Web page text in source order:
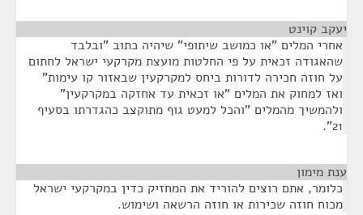
יעקב קוינט
אחרי המלים "או כמושב שיתופי" שיהיה כתוב "ובלבד
שהאגודה זכאית על פי החלטות מועצת מקרקעי ישראל לחתום
על חוזה חכירה לדורות ביחס למקרקעין שבאזור קו עימות"
ואז למחוק את המלים "או זכאית עד אחזקה במקרקעין"
ולהמשיך מהמלים "והכל למעט גוף מתוקצב כהגדרתו בסעיף
21".
ענת מימון
כלומר, אתם רוצים להוריד את המחזיק כדין במקרקעי ישראל
מכוח חוזה שכירות או חוזה הרשאה ושימוש.